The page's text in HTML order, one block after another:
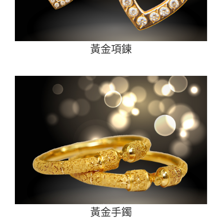
黃金項鍊
黃金手鐲